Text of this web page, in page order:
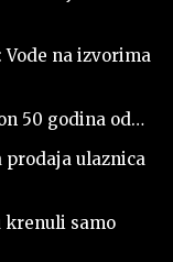
Vode na izvorima
50 godina od…
prodaja ulaznica
krenuli samo